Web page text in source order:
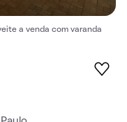
a venda com varanda